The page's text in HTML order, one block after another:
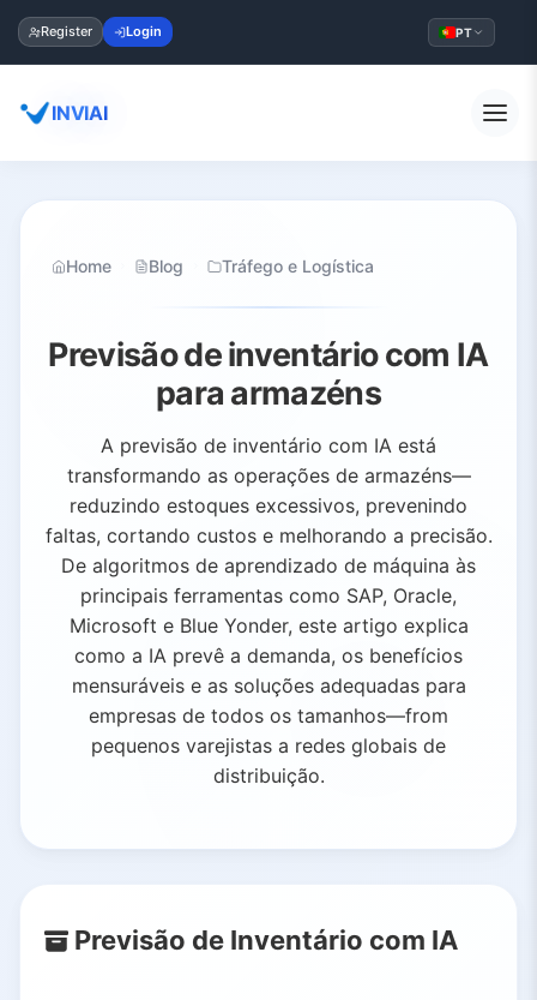
Register Login PT
INVIAI
Home Blog Tráfego e Logística
Previsão de inventário com IA
para armazéns
A previsão de inventário com IA está
transformando as operações de armazéns—
reduzindo estoques excessivos, prevenindo
faltas, cortando custos e melhorando a precisão.
De algoritmos de aprendizado de máquina às
principais ferramentas como SAP, Oracle,
Microsoft e Blue Yonder, este artigo explica
como a IA prevê a demanda, os benefícios
mensuráveis e as soluções adequadas para
empresas de todos os tamanhos—from
pequenos varejistas a redes globais de
distribuição.
Previsão de Inventário com IA